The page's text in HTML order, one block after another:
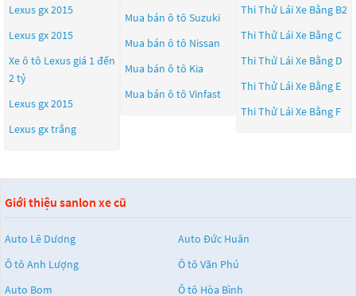
Lexus gx 2015
Lexus gx 2015
Xe ô tô Lexus giá 1 đến
2 tỷ
Lexus gx 2015
Lexus gx trắng
Mua bán ô tô Suzuki
Mua bán ô tô Nissan
Mua bán ô tô Kia
Mua bán ô tô Vinfast
Thi Thử Lái Xe Bằng B2
Thi Thử Lái Xe Bằng C
Thi Thử Lái Xe Bằng D
Thi Thử Lái Xe Bằng E
Thi Thử Lái Xe Bằng F
Giới thiệu sanlon xe cũ
Auto Lê Dương
Auto Đức Huân
Ô tô Anh Lượng
Ô tô Văn Phú
Auto Bom
Ô tô Hòa Bình